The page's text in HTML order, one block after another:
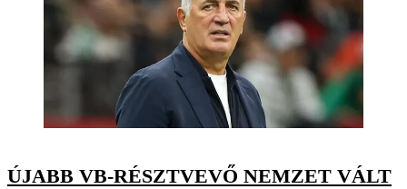
ÚJABB VB-RÉSZTVEVŐ NEMZET VÁLT